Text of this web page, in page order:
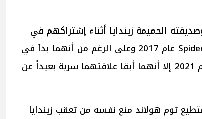
الحميمة زيندايا أثناء إشتراكهم في
بطولة فيلم Spider-Man: Homecoming عام 2017 وعلى الرغم من أنهما بدآ في
المواعدة الغرامية الحميمة في عام 2021 إلا أنهما أبقا علاقتهما سرية بعيداً عن
توم هولاند منع نفسه من تعقب زيندايا